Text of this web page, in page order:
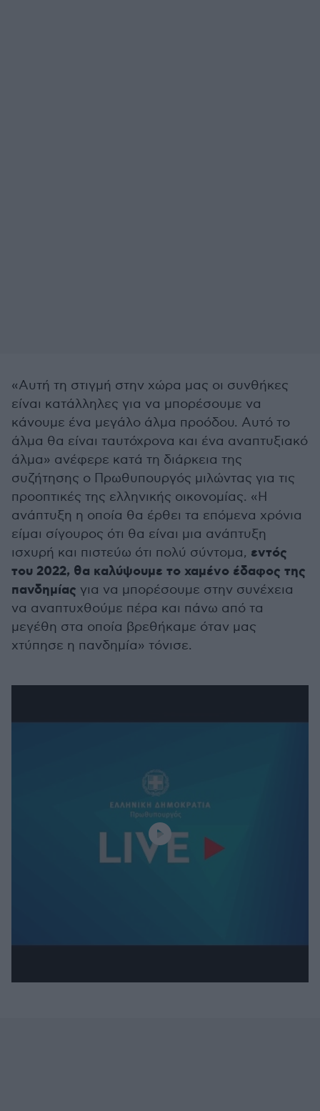
«Αυτή τη στιγμή στην χώρα μας οι συνθήκες
είναι κατάλληλες για να μπορέσουμε να
κάνουμε ένα μεγάλο άλμα προόδου. Αυτό το
άλμα θα είναι ταυτόχρονα και ένα αναπτυξιακό
άλμα» ανέφερε κατά τη διάρκεια της
συζήτησης ο Πρωθυπουργός μιλώντας για τις
προοπτικές της ελληνικής οικονομίας. «Η
ανάπτυξη η οποία θα έρθει τα επόμενα χρόνια
είμαι σίγουρος ότι θα είναι μια ανάπτυξη
ισχυρή και πιστεύω ότι πολύ σύντομα, εντός
του 2022, θα καλύψουμε το χαμένο έδαφος της
πανδημίας για να μπορέσουμε στην συνέχεια
να αναπτυχθούμε πέρα και πάνω από τα
μεγέθη στα οποία βρεθήκαμε όταν μας
χτύπησε η πανδημία» τόνισε.